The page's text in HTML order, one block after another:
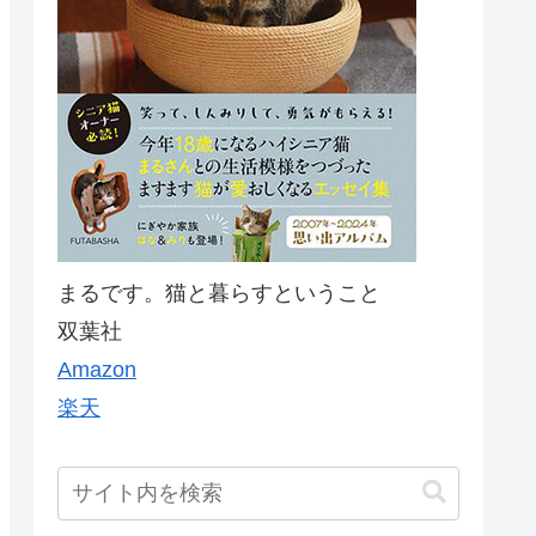
まるです。猫と暮らすということ
双葉社
Amazon
楽天